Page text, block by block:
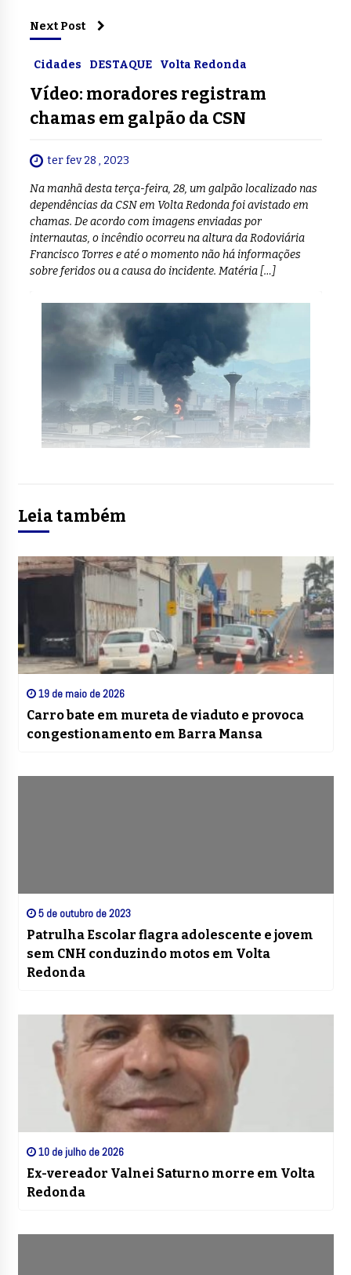
Next Post
Cidades DESTAQUE Volta Redonda
Vídeo: moradores registram
chamas em galpão da CSN
ter fev 28 , 2023
Na manhã desta terça-feira, 28, um galpão localizado nas
dependências da CSN em Volta Redonda foi avistado em
chamas. De acordo com imagens enviadas por
internautas, o incêndio ocorreu na altura da Rodoviária
Francisco Torres e até o momento não há informações
sobre feridos ou a causa do incidente. Matéria […]
Leia também
19 de maio de 2026
Carro bate em mureta de viaduto e provoca
congestionamento em Barra Mansa
5 de outubro de 2023
Patrulha Escolar flagra adolescente e jovem
sem CNH conduzindo motos em Volta
Redonda
10 de julho de 2026
Ex-vereador Valnei Saturno morre em Volta
Redonda